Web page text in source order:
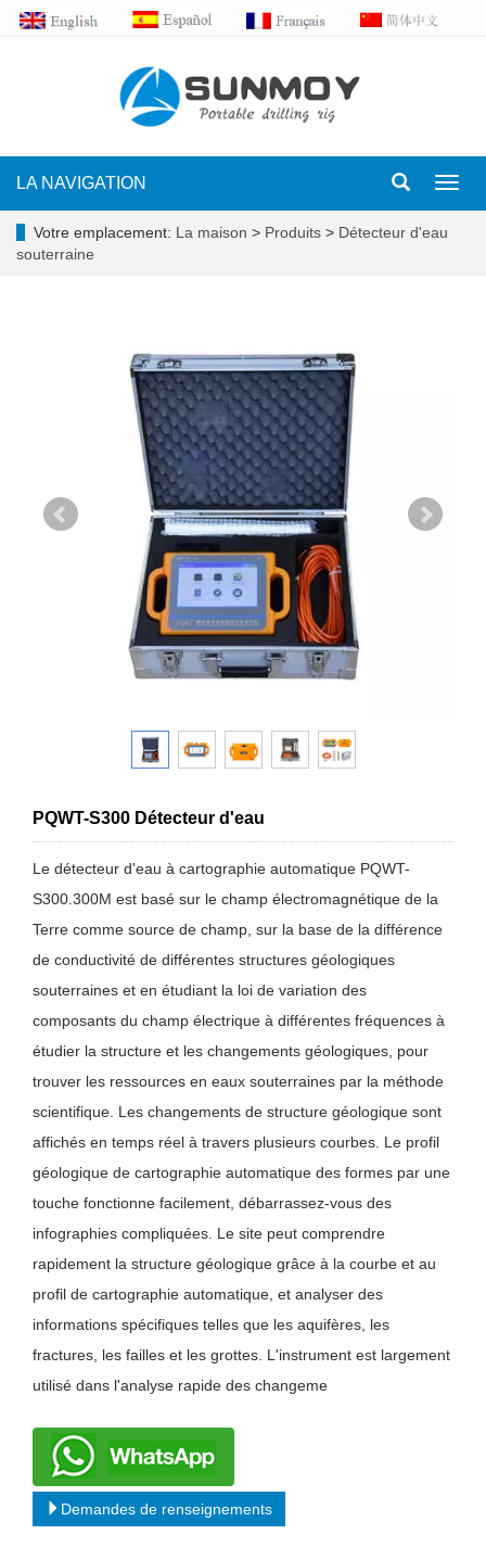
LA NAVIGATION
Votre emplacement: La maison > Produits > Détecteur d'eau
souterraine
PQWT-S300 Détecteur d'eau
Le détecteur d'eau à cartographie automatique PQWT-
S300.300M est basé sur le champ électromagnétique de la
Terre comme source de champ, sur la base de la différence
de conductivité de différentes structures géologiques
souterraines et en étudiant la loi de variation des
composants du champ électrique à différentes fréquences à
étudier la structure et les changements géologiques, pour
trouver les ressources en eaux souterraines par la méthode
scientifique. Les changements de structure géologique sont
affichés en temps réel à travers plusieurs courbes. Le profil
géologique de cartographie automatique des formes par une
touche fonctionne facilement, débarrassez-vous des
infographies compliquées. Le site peut comprendre
rapidement la structure géologique grâce à la courbe et au
profil de cartographie automatique, et analyser des
informations spécifiques telles que les aquifères, les
fractures, les failles et les grottes. L'instrument est largement
utilisé dans l'analyse rapide des changeme
Demandes de renseignements